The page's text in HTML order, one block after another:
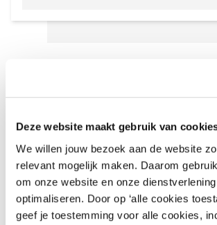
Deze website maakt gebruik van
We willen jouw bezoek aan de website
relevant mogelijk maken. Daarom
om onze website en onze
optimaliseren. Door op ‘alle cookies
geef je toestemming voor alle cookies,
Recalls
and More – nr. 9
August 6, 2026